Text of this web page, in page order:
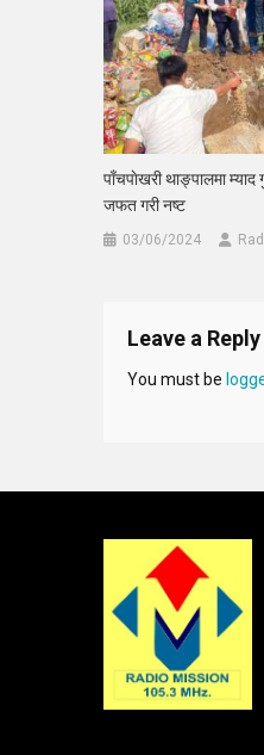
पाँचपाेखरी थाङ्पालमा
जफत गरी नष्ट
03/06/2024
Leave a Reply
You must be